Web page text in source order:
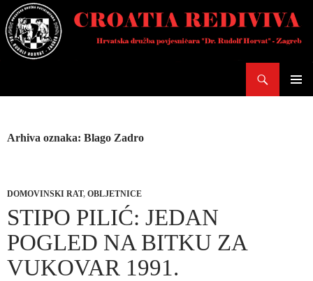
Skoči
do
sadržaja
Arhiva oznaka: Blago Zadro
DOMOVINSKI RAT, OBLJETNICE
STIPO PILIĆ: JEDAN
POGLED NA BITKU ZA
VUKOVAR 1991.